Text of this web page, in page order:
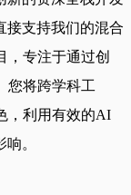
接支持我们的混合
，专注于通过创
您将跨学科工
，利用有效的AI
。